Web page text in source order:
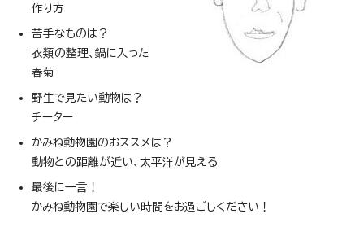
作り方
苦手なものは？
衣類の整理、鍋に入った
春菊
野生で見たい動物は？
チーター
かみね動物園のおススメは？
動物との距離が近い、太平洋が見える
最後に一言！
かみね動物園で楽しい時間をお過ごしください！